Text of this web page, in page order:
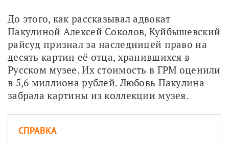
До этого, как рассказывал адвокат
Пакулиной Алексей Соколов, Куйбышевский
райсуд признал за наследницей право на
десять картин её отца, хранившихся в
Русском музее. Их стоимость в ГРМ оценили
в 5,6 миллиона рублей. Любовь Пакулина
забрала картины из коллекции музея.
СПРАВКА